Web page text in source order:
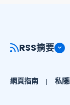
RSS摘要
網頁指南 私